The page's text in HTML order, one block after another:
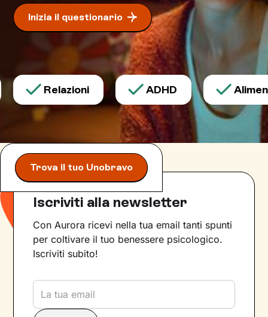
Inizia il questionario
Relazioni ADHD
Trova il tuo Unobravo
Iscriviti alla newsletter
Con Aurora ricevi nella tua email tanti spunti
per coltivare il tuo benessere psicologico.
Iscriviti subito!